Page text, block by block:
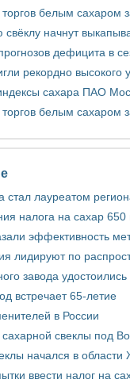
белым сахаром
начнут
дефицита в
рекордно высокого
сахара ПАО
белым сахаром
стал лауреатом
налога на сахар
эффективность
лидируют по
завода удостоились
встречает 65-летие
в России
сахарной свеклы под
начался в области
ввести налог на